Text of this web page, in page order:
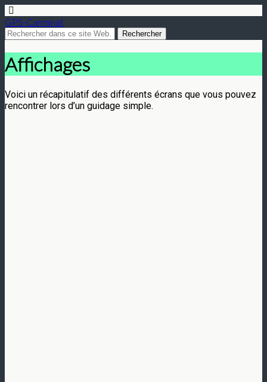
GPS-Carminat
Affichages
Voici un récapitulatif des différents écrans que vous pouvez
rencontrer lors d’un guidage simple.